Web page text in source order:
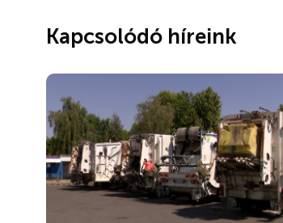
Kapcsolódó híreink